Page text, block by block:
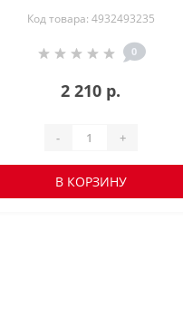
Код товара: 4932493235
0
2 210 р.
- +
В КОРЗИНУ